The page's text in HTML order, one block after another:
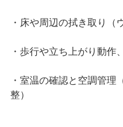
・床や周辺の拭き取り（
・歩行や立ち上がり動作
・室温の確認と空調管理
整）